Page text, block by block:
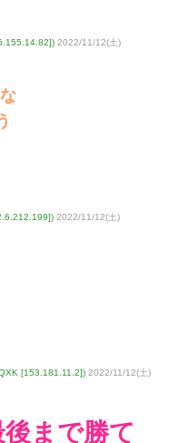
2022/11/12(土)
2022/11/12(土)
[153.181.11.2]) 2022/11/12(土)
まで勝て